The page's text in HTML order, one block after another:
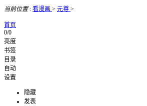
当前位置: 看漫画 > 元尊 >
首页
0/0
亮度
书签
目录
自动
设置
隐藏
发表